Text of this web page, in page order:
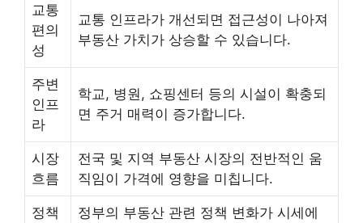
교통
편의
성
교통 인프라가 개선되면 접근성이 나아져
부동산 가치가 상승할 수 있습니다.
주변
인프
라
학교, 병원, 쇼핑센터 등의 시설이 확충되
면 주거 매력이 증가합니다.
시장
흐름
전국 및 지역 부동산 시장의 전반적인 움
직임이 가격에 영향을 미칩니다.
정책
정부의 부동산 관련 정책 변화가 시세에